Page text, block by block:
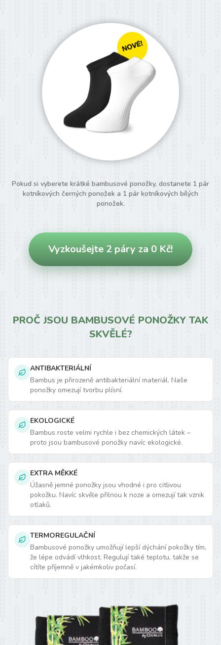
Pokud si vyberete krátké bambusové ponožky, dostanete 1 pár
kotníkových černých ponožek a 1 pár kotníkových bílých
ponožek.
Vyzkoušejte 2 páry za 0 Kč!
PROČ JSOU BAMBUSOVÉ PONOŽKY TAK
SKVĚLÉ?
ANTIBAKTERIÁLNÍ
Bambus je přirozeně antibakteriální materiál. Naše
ponožky omezují tvorbu plísní.
EKOLOGICKÉ
Bambus roste velmi rychle i bez chemických látek –
proto jsou bambusové ponožky navíc ekologické.
EXTRA MĚKKÉ
Úžasně jemné ponožky jsou vhodné i pro citlivou
pokožku. Navíc skvěle přilnou k noze a omezují tak vznik
otlaků.
TERMOREGULAČNÍ
Bambusové ponožky umožňují lepší dýchání pokožky tím,
že lépe odvádí vlhkost. Regulují také teplotu, takže se
cítíte příjemně v jakémkoliv počasí.